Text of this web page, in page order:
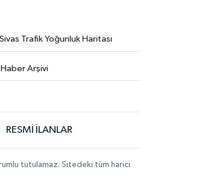
Sivas Trafik Yoğunluk Haritası
Haber Arşivi
RESMİ İLANLAR
tutulamaz. Sitedeki tüm harici